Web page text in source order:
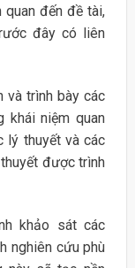
đến đề tài,
đây có liên
và trình bày các
khái niệm quan
lý thuyết và các
được trình
khảo sát các
nghiên cứu phù